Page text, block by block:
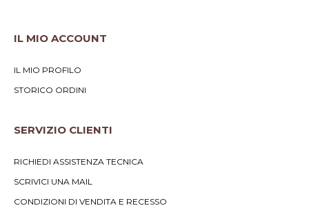
IL MIO ACCOUNT
IL MIO PROFILO
STORICO ORDINI
SERVIZIO CLIENTI
RICHIEDI ASSISTENZA TECNICA
SCRIVICI UNA MAIL
CONDIZIONI DI VENDITA E RECESSO